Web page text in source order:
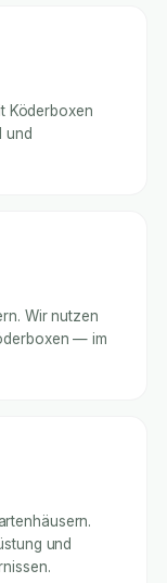
Köderboxen
und
Wir nutzen
— im
und